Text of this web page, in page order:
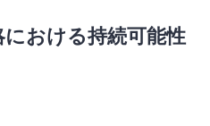
における持続可能性